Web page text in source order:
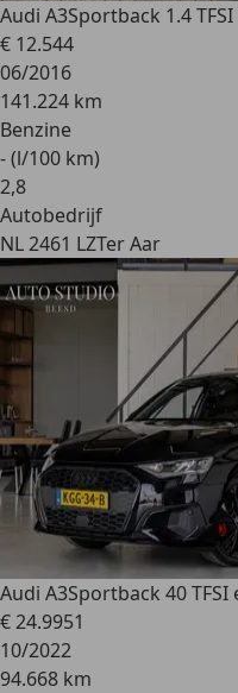
Audi A3Sportback 1.4
€ 12.544
06/2016
141.224 km
Benzine
- (l/100 km)
2,8
Autobedrijf
NL 2461 LZTer Aar
Audi A3Sportback 40
€ 24.9951
10/2022
94.668 km